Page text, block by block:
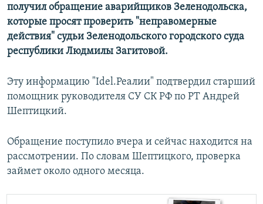
получил обращение аварийщиков Зеленодольска,
которые просят проверить "неправомерные
действия" судьи Зеленодольского городского суда
республики Людмилы Загитовой.
Эту информацию "Idel.Реалии" подтвердил старший
помощник руководителя СУ СК РФ по РТ Андрей
Шептицкий.
Обращение поступило вчера и сейчас находится на
рассмотрении. По словам Шептицкого, проверка
займет около одного месяца.